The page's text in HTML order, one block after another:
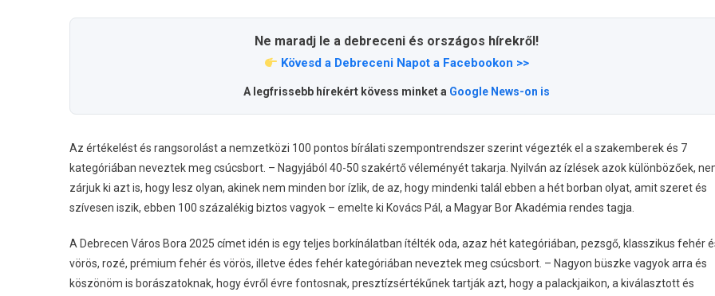
Ne maradj le a debreceni és országos hírekről!
Kövesd a Debreceni Napot a Facebookon >>
A legfrissebb hírekért kövess minket a Google News-on is
Az értékelést és rangsorolást a nemzetközi 100 pontos bírálati szempontrendszer szerint végezték el a szakemberek és 7
kategóriában neveztek meg csúcsbort. – Nagyjából 40-50 szakértő véleményét takarja. Nyilván az ízlések azok különbözőek,
zárjuk ki azt is, hogy lesz olyan, akinek nem minden bor ízlik, de az, hogy mindenki talál ebben a hét borban olyat, amit szeret és
szívesen iszik, ebben 100 százalékig biztos vagyok – emelte ki Kovács Pál, a Magyar Bor Akadémia rendes tagja.
A Debrecen Város Bora 2025 címet idén is egy teljes borkínálatban ítélték oda, azaz hét kategóriában, pezsgő, klasszikus fehér
vörös, rozé, prémium fehér és vörös, illetve édes fehér kategóriában neveztek meg csúcsbort. – Nagyon büszke vagyok arra és
köszönöm is borászatoknak, hogy évről évre fontosnak, presztízsértékűnek tartják azt, hogy a palackjaikon, a kiválasztott és